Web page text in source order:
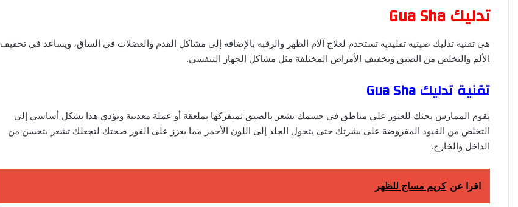
تدليك Gua Sha
هي تقنية تدليك صينية تقليدية تستخدم لعلاج آلام الظهر والرقبة بالإضافة إلى مشاكل القدم والعضلات في الساق، ويساعد في تخفيف
الألم والتخلص من الضيق وتخفيف الأمراض المختلفة مثل مشاكل الجهاز التنفسي.
تقنية تدليك Gua Sha
يقوم الممارس بحثك للعثور على مناطق في جسمك تشعر بالضيق ثميفركها بملعقة أو عملة معدنية ويؤدي هذا بشكل أساسي إلى
التخلص من القيود المفروضة على بشرتك حتى يتحول الجلد إلى اللون الأحمر مما يعزز على الفور صحتك لتجعلك تشعر بتحسن من
الداخل والخارج.
اقرا عن كريم مساج للظهر